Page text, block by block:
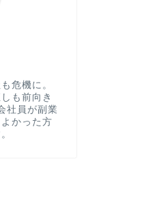
危機に。
も前向き
社員が副業
かった方